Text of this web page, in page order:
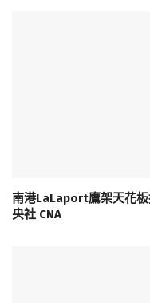
南港LaLaport鷹架天花
央社 CNA